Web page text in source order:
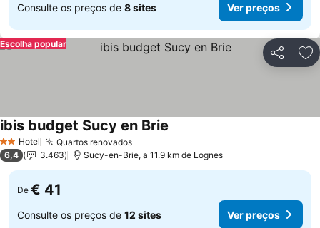
Consulte os preços de 8 sites Ver preços
Partilhar
Escolha popular
2 Estrelas
Hotel Quartos renovadosVer preços
ibis budget Sucy en Brie
6,4 3.463 Sucy-en-Brie, a 11.9 km de Lognes
De € 41
Consulte os preços de 12 sites Ver preços